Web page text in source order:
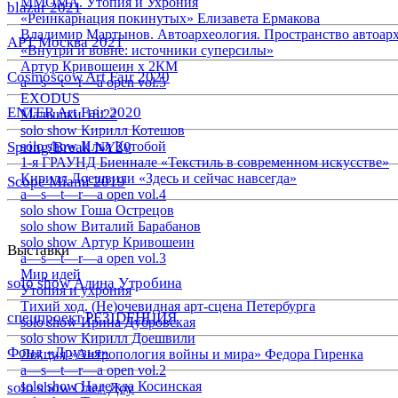
blazar 2021
АРТ Москва 2021
Cosmoscow Art Fair 2020
ENTER Art Fair 2020
Spring/Break NY20
Scope Miami 2019
Выставки
solo show Алина Утробина
спецпроект РЕЗIDЕНЦИЯ
Фонд «Друзья»
solo show Олег Доу
«Реинкарнация покинутых» Елизавета Ермакова
Владимир Мартынов. Автоархеология. Пространство
«Внутри и вовне: источники суперсилы»
Артур Кривошеин х 2КМ
a—s—t—r—a open vol.5
EXODUS
Малышки 18:22
solo show Кирилл Котешов
solo show Илья Кутобой
1-я ГРАУНД Биеннале «Текстиль в современном искусстве»
Кирилл Доешвили «Здесь и сейчас навсегда»
a—s—t—r—a open vol.4
solo show Гоша Острецов
solo show Виталий Барабанов
solo show Артур Кривошеин
a—s—t—r—a open vol.3
Мир идей
Утопия и ухрония
Тихий ход. (Не)очевидная арт-сцена Петербурга
solo show Ирина Дубровская
solo show Кирилл Доешвили
Лекция «Антропология войны и мира» Федора Гиренка
a—s—t—r—a open vol.2
solo show Надежда Косинская